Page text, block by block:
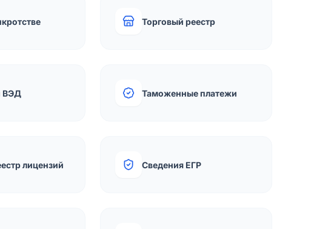
Торговый реестр
ВЭД Таможенные платежи
лицензий Сведения ЕГР